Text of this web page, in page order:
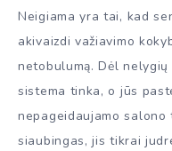
Neigiama yra tai, kad
akivaizdi važiavimo
netobulumą. Dėl
sistema tinka, o jūs
nepageidaujamo salono
siaubingas, jis tikrai